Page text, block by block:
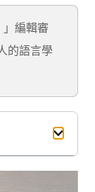
」編輯審
的語言學